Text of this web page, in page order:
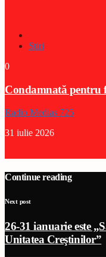
Stiri
0
Condamnată pentru
Radio Medias 725
31 iulie 2026
Continue reading
Next post
26-31 ianuarie este
Unitatea Creştinilor”